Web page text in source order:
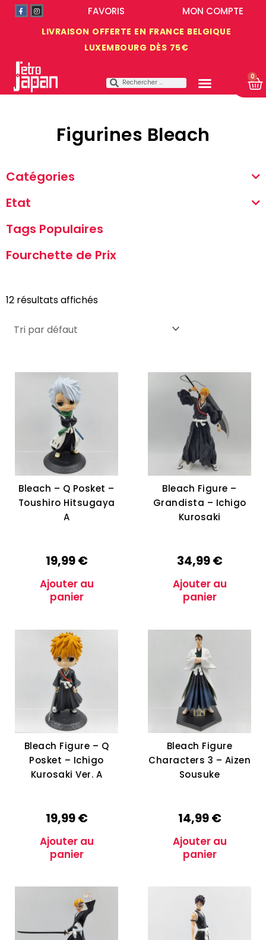
LIVRAISON OFFERTE EN FRANCE BELGIQUE
LUXEMBOURG DÈS 75€
MON COMPTE
FAVORIS
0
Figurines Bleach
Catégories
Etat
Tags Populaires
Fourchette de Prix
12 résultats affichés
Bleach – Q Posket –
Toushiro Hitsugaya
A
19,99€
Ajouter au
panier
Bleach Figure –
Grandista – Ichigo
Kurosaki
34,99€
Ajouter au
panier
Bleach Figure – Q
Posket – Ichigo
Kurosaki Ver. A
19,99€
Ajouter au
panier
Bleach Figure
Characters 3 – Aizen
Sousuke
14,99€
Ajouter au
panier